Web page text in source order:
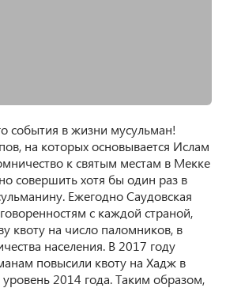
события в жизни мусульман!
на которых основывается Ислам
к святым местам в Мекке
совершить хотя бы один раз в
Ежегодно Саудовская
с каждой страной,
квоту на число паломников, в
населения. В 2017 году
повысили квоту на Хадж в
2014 года. Таким образом,